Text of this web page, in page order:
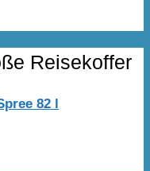
Reisekoffer
82 l